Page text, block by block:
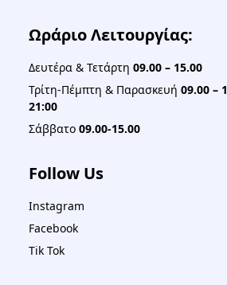
Ωράριο Λειτουργίας:
Δευτέρα & Τετάρτη 09.00 – 15.00
Τρίτη-Πέμπτη & Παρασκευή 09.00 –
21:00
Σάββατο 09.00-15.00
Follow Us
Instagram
Facebook
Tik Tok